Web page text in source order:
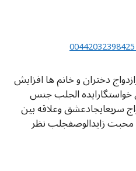
دختران و خانم ها افزایش
خواستگارایده الجلب جنس
سریعایجادعشق وعلاقه بین
محبت زایدالوصفجلب نظر